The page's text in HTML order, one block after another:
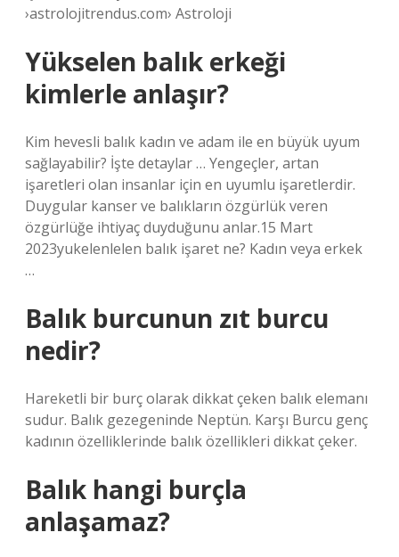
›astrolojitrendus.com› Astroloji
Yükselen balık erkeği
kimlerle anlaşır?
Kim hevesli balık kadın ve adam ile en büyük uyum
sağlayabilir? İşte detaylar … Yengeçler, artan
işaretleri olan insanlar için en uyumlu işaretlerdir.
Duygular kanser ve balıkların özgürlük veren
özgürlüğe ihtiyaç duyduğunu anlar.15 Mart
2023yukelenlelen balık işaret ne? Kadın veya erkek
…
Balık burcunun zıt burcu
nedir?
Hareketli bir burç olarak dikkat çeken balık elemanı
sudur. Balık gezegeninde Neptün. Karşı Burcu genç
kadının özelliklerinde balık özellikleri dikkat çeker.
Balık hangi burçla
anlaşamaz?